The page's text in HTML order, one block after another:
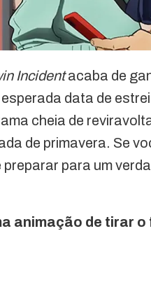
Incidentacaba de
data de
cheia de
de primavera. Se
para um
animação de tirar